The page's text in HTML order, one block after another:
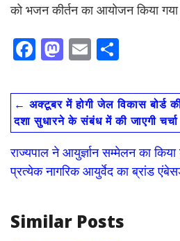
को भजन कीर्तन का आयोजन किया
F
e
b
o
o
k
M
to
d
o
n
E
ai
l
ar
e
← अक्टूबर में होगी जेल विकास बोर्ड
दशा सुधारने के संबंध में की जाएगी चर्चा
राज्यपाल ने आयुर्ज्ञान सम्मेलन का
प्रत्येक नागरिक आयुर्वेद का ब्रांड
Similar Posts